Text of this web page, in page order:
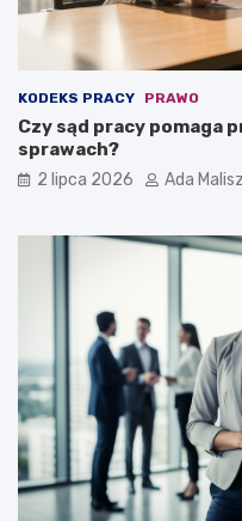
KODEKS PRACY PRAWO
Czy sąd pracy pomaga
sprawach?
2 lipca 2026 Ada